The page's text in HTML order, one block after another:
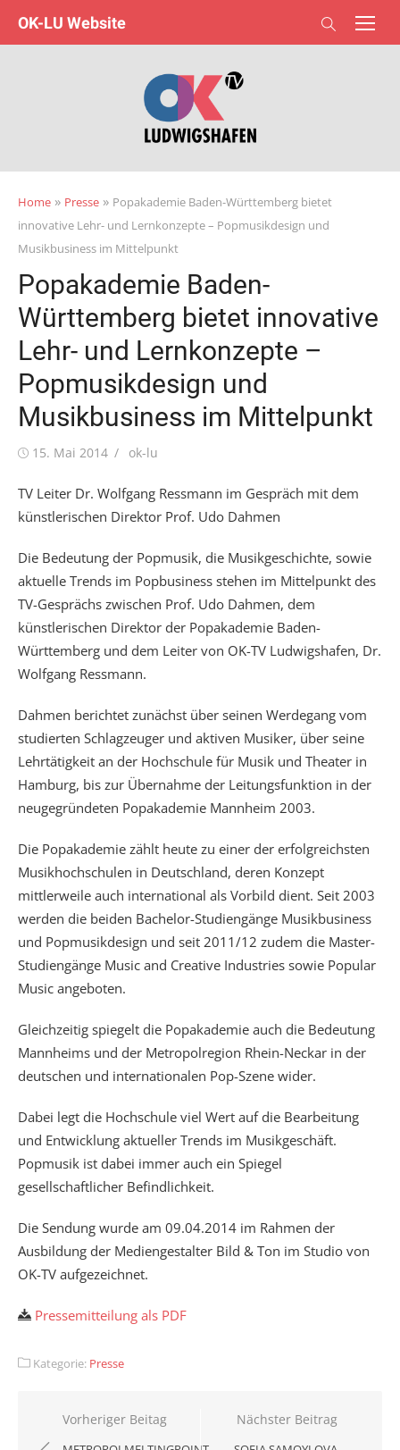
OK-LU Website
Home » Presse » Popakademie Baden-Württemberg bietet
innovative Lehr- und Lernkonzepte – Popmusikdesign und
Musikbusiness im Mittelpunkt
Popakademie Baden-
Württemberg bietet innovative
Lehr- und Lernkonzepte –
Popmusikdesign und
Musikbusiness im Mittelpunkt
Posted
15. Mai 2014 Author
ok-lu
TV Leiter Dr. Wolfgang Ressmann im Gespräch mit dem
künstlerischen Direktor Prof. Udo Dahmen
Die Bedeutung der Popmusik, die Musikgeschichte, sowie
aktuelle Trends im Popbusiness stehen im Mittelpunkt des
TV-Gesprächs zwischen Prof. Udo Dahmen, dem
künstlerischen Direktor der Popakademie Baden-
Württemberg und dem Leiter von OK-TV Ludwigshafen, Dr.
Wolfgang Ressmann.
Dahmen berichtet zunächst über seinen Werdegang vom
studierten Schlagzeuger und aktiven Musiker, über seine
Lehrtätigkeit an der Hochschule für Musik und Theater in
Hamburg, bis zur Übernahme der Leitungsfunktion in der
neugegründeten Popakademie Mannheim 2003.
Die Popakademie zählt heute zu einer der erfolgreichsten
Musikhochschulen in Deutschland, deren Konzept
mittlerweile auch international als Vorbild dient. Seit 2003
werden die beiden Bachelor-Studiengänge Musikbusiness
und Popmusikdesign und seit 2011/12 zudem die Master-
Studiengänge Music and Creative Industries sowie Popular
Music angeboten.
Gleichzeitig spiegelt die Popakademie auch die Bedeutung
Mannheims und der Metropolregion Rhein-Neckar in der
deutschen und internationalen Pop-Szene wider.
Dabei legt die Hochschule viel Wert auf die Bearbeitung
und Entwicklung aktueller Trends im Musikgeschäft.
Popmusik ist dabei immer auch ein Spiegel
gesellschaftlicher Befindlichkeit.
Die Sendung wurde am 09.04.2014 im Rahmen der
Ausbildung der Mediengestalter Bild & Ton im Studio von
OK-TV aufgezeichnet.
Pressemitteilung als PDF
Kategorie: Presse
Beitragsnavigation
Vorheriger Beitag Nächster Beitrag